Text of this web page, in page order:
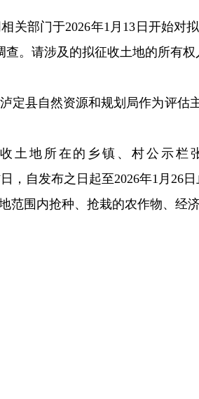
关部门于2026年1 月 13 日开始对
。请涉及的拟征收土地的所有
定县自然资源和规划局作为评
土地所在的乡镇、村公示栏
，自发布之日起至2026年1 月 26日
范围内抢种、抢栽的农作物、经